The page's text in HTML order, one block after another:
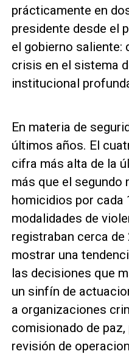
prácticamente en
presidente desde el
el gobierno saliente:
crisis en el sistema
institucional
En materia de
últimos años. El
cifra más alta de la
más que el segundo
homicidios por cada
modalidades de
registraban cerca
mostrar una
las decisiones que
un sinfín de
a organizaciones
comisionado de
revisión de